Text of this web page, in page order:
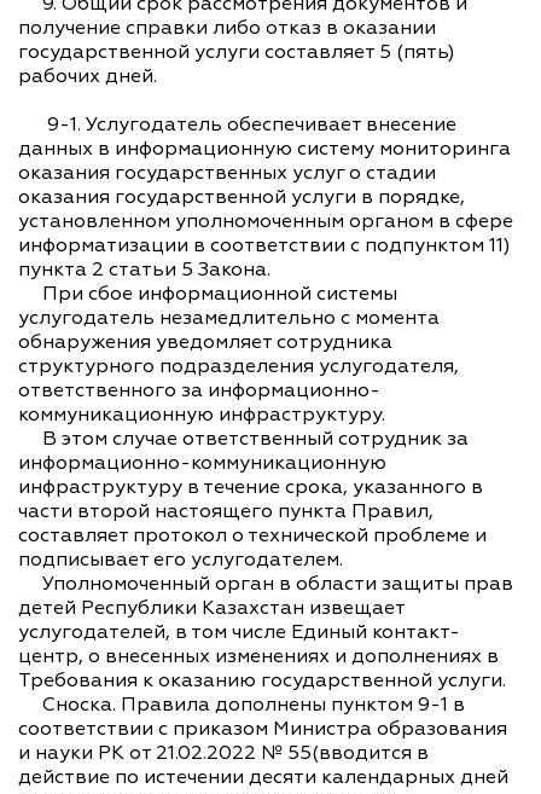
получение справки либо отказ в оказании
государственной услуги составляет 5 (пять)
рабочих дней.
9-1. Услугодатель обеспечивает внесение
данных в информационную систему мониторинга
оказания государственных услуг о стадии
оказания государственной услуги в порядке,
установленном уполномоченным органом в сфере
информатизации в соответствии с подпунктом 11)
пункта 2 статьи 5 Закона.
При сбое информационной системы
услугодатель незамедлительно с момента
обнаружения уведомляет сотрудника
структурного подразделения услугодателя,
ответственного за информационно-
коммуникационную инфраструктуру.
В этом случае ответственный сотрудник за
информационно-коммуникационную
инфраструктуру в течение срока, указанного в
части второй настоящего пункта Правил,
составляет протокол о технической проблеме и
подписывает его услугодателем.
Уполномоченный орган в области защиты прав
детей Республики Казахстан извещает
услугодателей, в том числе Единый контакт-
центр, о внесенных изменениях и дополнениях в
Требования к оказанию государственной услуги.
Сноска. Правила дополнены пунктом 9-1 в
соответствии с приказом Министра образования
и науки РК от 21.02.2022 № 55(вводится в
действие по истечении десяти календарных дней